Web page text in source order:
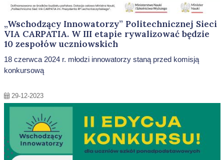
„Wschodzący Innowatorzy” Politechnicznej Sieci
VIA CARPATIA. W III etapie rywalizować będzie
10 zespołów uczniowskich
18 czerwca 2024 r. młodzi innowatorzy staną przed komisją
konkursową
29-12-2023